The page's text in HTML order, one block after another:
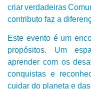
criar verdadeiras
contributo faz a
Este evento é um
propósitos. Um
aprender com os
conquistas e
cuidar do planeta e